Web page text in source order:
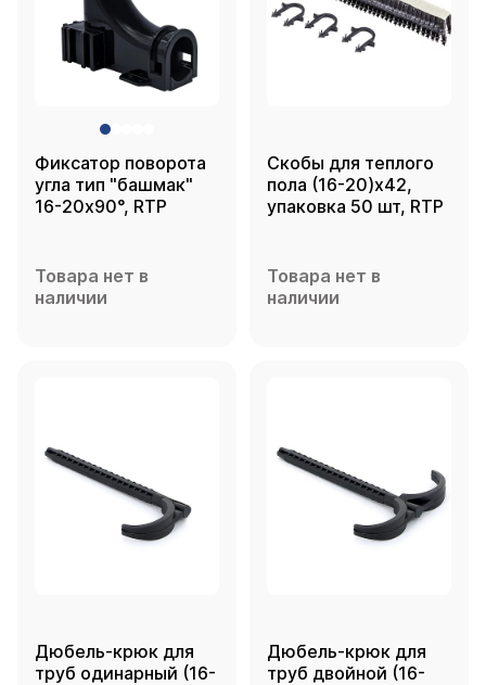
Фиксатор поворота
угла тип "башмак"
16-20х90°, RTP
Товара нет в
наличии
Скобы для теплого
пола (16-20)х42,
упаковка 50 шт, RTP
Товара нет в
наличии
Дюбель-крюк для
труб одинарный (16-
Дюбель-крюк для
труб двойной (16-